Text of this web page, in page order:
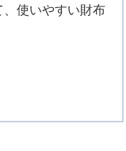
使いやすい財布